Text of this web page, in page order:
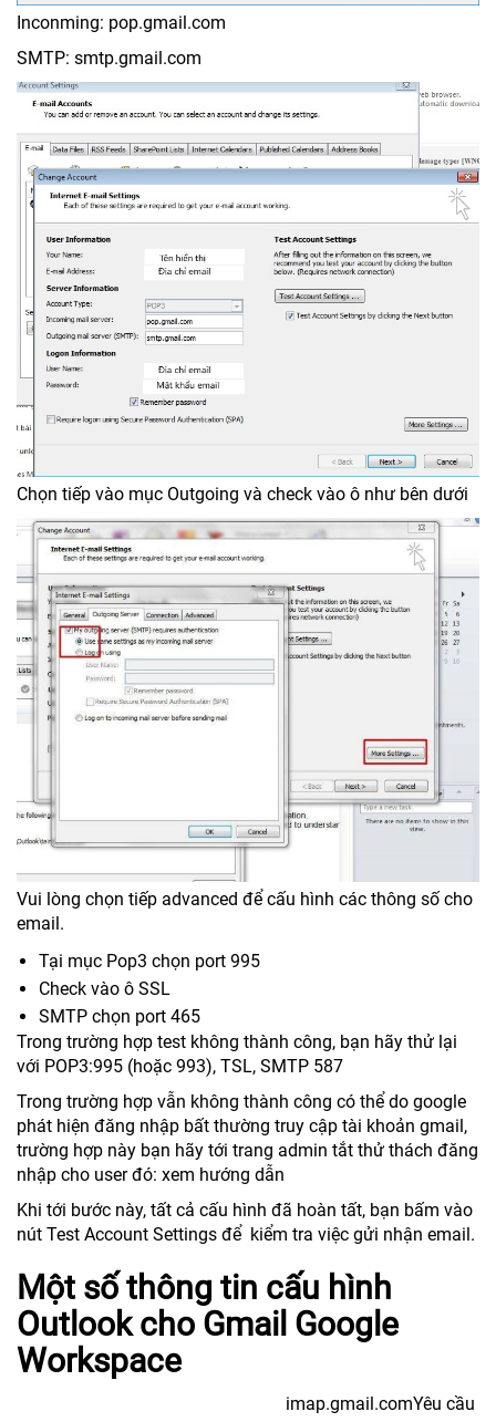
Inconming: pop.gmail.com
SMTP: smtp.gmail.com
Chọn tiếp vào mục Outgoing và check vào ô như bên dưới
Vui lòng chọn tiếp advanced để cấu hình các thông số cho
email.
Tại mục Pop3 chọn port 995
Check vào ô SSL
SMTP chọn port 465
Trong trường hợp test không thành công, bạn hãy thử lại
với POP3:995 (hoặc 993), TSL, SMTP 587
Trong trường hợp vẫn không thành công có thể do google
phát hiện đăng nhập bất thường truy cập tài khoản gmail,
trường hợp này bạn hãy tới trang admin tắt thử thách đăng
nhập cho user đó: xem hướng dẫn
Khi tới bước này, tất cả cấu hình đã hoàn tất, bạn bấm vào
nút Test Account Settings để kiểm tra việc gửi nhận email.
Một số thông tin cấu hình
Outlook cho Gmail Google
Workspace
imap.gmail.comYêu cầu